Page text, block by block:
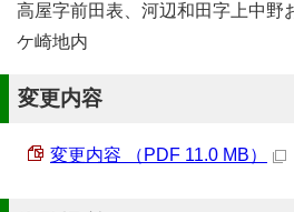
高屋字前田表、河辺和田字上中野
ケ崎地内
変更内容
変更内容 （PDF 11.0 MB）